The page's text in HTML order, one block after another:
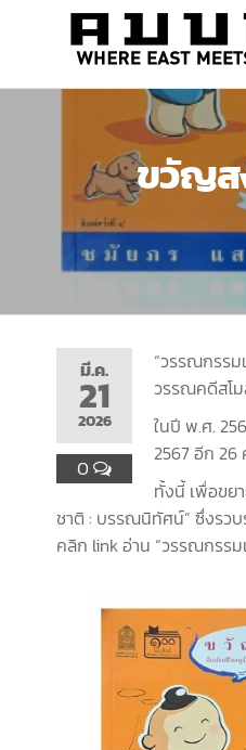
ขวัญส
มี.ค.
21
2026
0
“วรรณกรรม
วรรณคดีสโ
ในปี พ.ศ.
2567 อีก 26
ทั้งนี้ เพื่อขย
ชาติ : บรรณนิทัศน์” ซึ่งรวบ
คลิก link อ่าน “วรรณกร